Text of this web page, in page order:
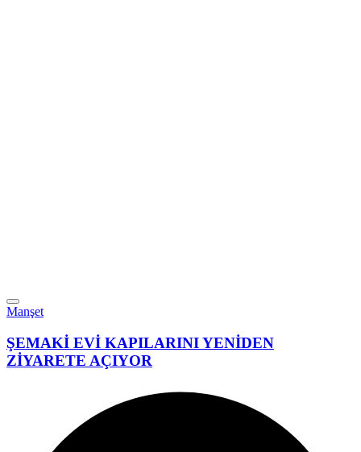
Manşet
ŞEMAKİ EVİ KAPILARINI YENİDEN
ZİYARETE AÇIYOR